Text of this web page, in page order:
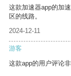
这款加速器app的加
区的线路。
2024-12-11
游客
这款app的用户评论